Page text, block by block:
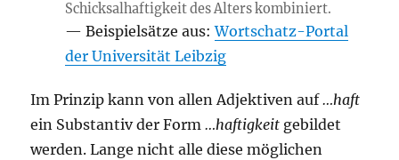
Schicksalhaftigkeit des Alters kombiniert.
Beispielsätze aus:Wortschatz-Portal
der Universität Leibzig
Im Prinzip kann von allen Adjektiven auf…haft
ein Substantiv der Form…haftigkeit gebildet
werden. Lange nicht alle diese möglichen